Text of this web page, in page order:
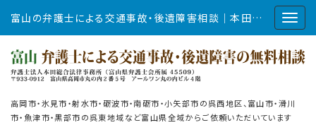
富山の弁護士による交通事故・後遺障害相談｜本田総合法律事務所
高岡市・氷見市・射水市・砺波市・南砺市・小矢部市の呉西地区、富山市・滑川
市・魚津市・黒部市の呉東地域など富山県全域からご依頼いただいています